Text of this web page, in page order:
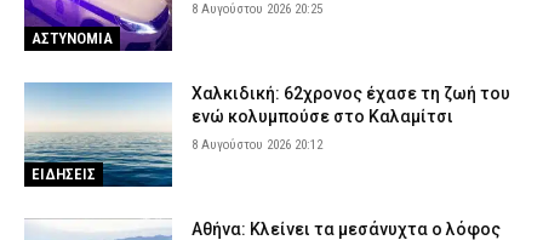
ΑΣΤΥΝΟΜΙΑ
8 Αυγούστου 2026 20:25
ΕΙΔΗΣΕΙΣ
Χαλκιδική: 62χρονος έχασε τη ζωή του
ενώ κολυμπούσε στο Καλαμίτσι
8 Αυγούστου 2026 20:12
Αθήνα: Κλείνει τα μεσάνυχτα ο λόφος